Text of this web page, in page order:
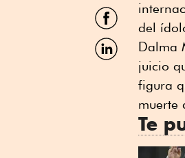
Twitter
Compartir
por
Facebook
Compartir
por
del
Dalma
juicio
figura
muerte
Te